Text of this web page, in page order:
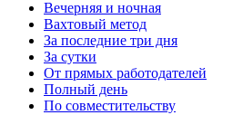
Вечерняя и ночная
Вахтовый метод
За последние три дня
За сутки
От прямых работодателей
Полный день
По совместительству